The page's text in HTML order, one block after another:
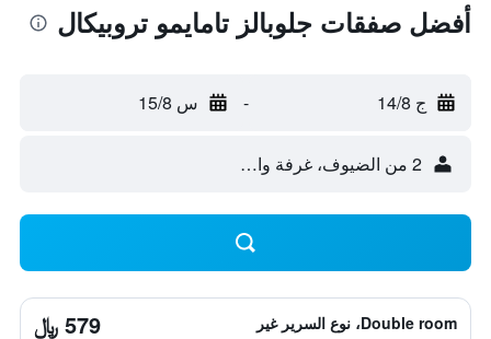
أفضل صفقات جلوبالز تامايمو تروبيكال
ج 14/8 - س 15/8
2 من الضيوف، غرفة واحدة
Double room، نوع السرير غير
579 ﷼